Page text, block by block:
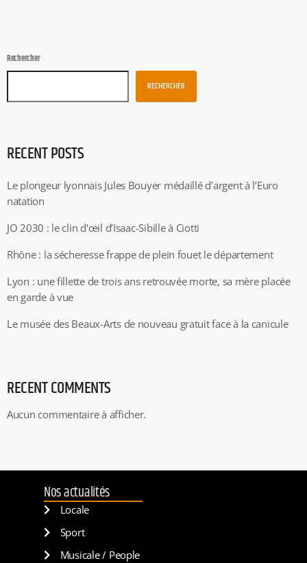
Rechercher
RECHERCHER
RECENT POSTS
Le plongeur lyonnais Jules Bouyer médaillé d’argent à l’Euro
natation
JO 2030 : le clin d’œil d’Isaac-Sibille à Ciotti
Rhône : la sécheresse frappe de plein fouet le département
Lyon : une fillette de trois ans retrouvée morte, sa mère placée
en garde à vue
Le musée des Beaux-Arts de nouveau gratuit face à la canicule
RECENT COMMENTS
Aucun commentaire à afficher.
Nos actualités
Locale
Sport
Musicale / People